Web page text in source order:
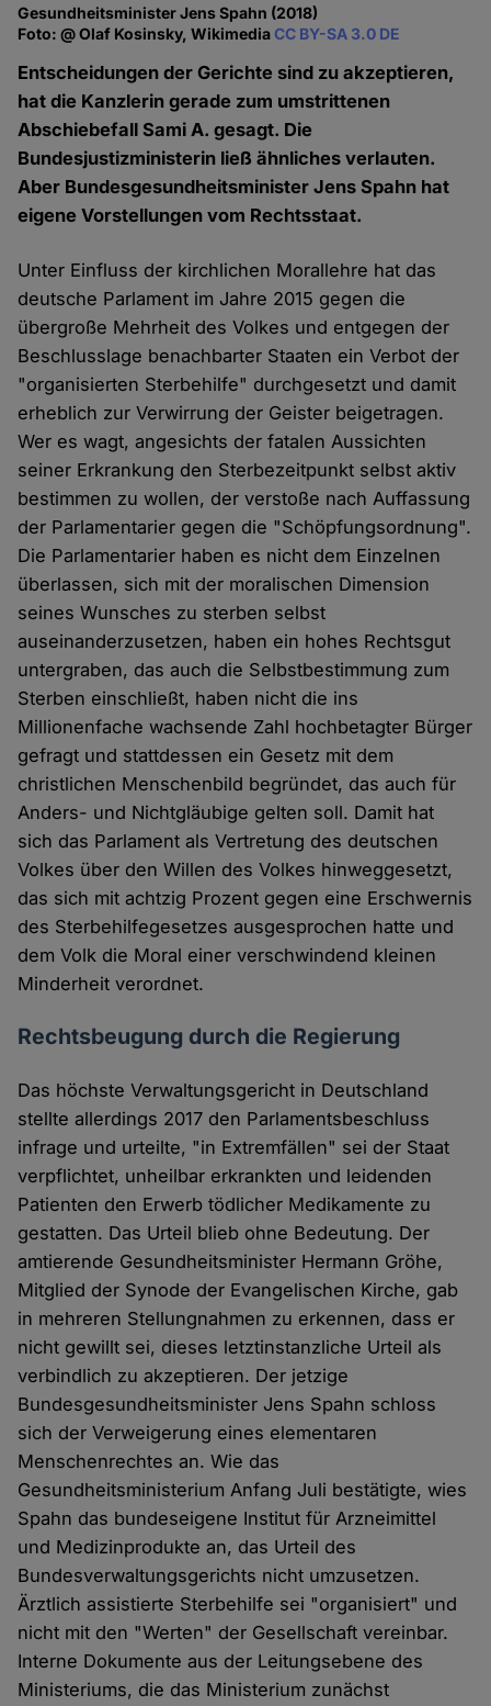
Gesundheitsminister Jens Spahn (2018)
Foto: @ Olaf Kosinsky, WikimediaCC BY-SA 3.0 DE
Entscheidungen der Gerichte sind zu akzeptieren,
hat die Kanzlerin gerade zum umstrittenen
Abschiebefall Sami A. gesagt. Die
Bundesjustizministerin ließ ähnliches verlauten.
Aber Bundesgesundheitsminister Jens Spahn hat
eigene Vorstellungen vom Rechtsstaat.
Unter Einfluss der kirchlichen Morallehre hat das
deutsche Parlament im Jahre 2015 gegen die
übergroße Mehrheit des Volkes und entgegen der
Beschlusslage benachbarter Staaten ein Verbot der
"organisierten Sterbehilfe" durchgesetzt und damit
erheblich zur Verwirrung der Geister beigetragen.
Wer es wagt, angesichts der fatalen Aussichten
seiner Erkrankung den Sterbezeitpunkt selbst aktiv
bestimmen zu wollen, der verstoße nach Auffassung
der Parlamentarier gegen die "Schöpfungsordnung".
Die Parlamentarier haben es nicht dem Einzelnen
überlassen, sich mit der moralischen Dimension
seines Wunsches zu sterben selbst
auseinanderzusetzen, haben ein hohes Rechtsgut
untergraben, das auch die Selbstbestimmung zum
Sterben einschließt, haben nicht die ins
Millionenfache wachsende Zahl hochbetagter Bürger
gefragt und stattdessen ein Gesetz mit dem
christlichen Menschenbild begründet, das auch für
Anders- und Nichtgläubige gelten soll. Damit hat
sich das Parlament als Vertretung des deutschen
Volkes über den Willen des Volkes hinweggesetzt,
das sich mit achtzig Prozent gegen eine Erschwernis
des Sterbehilfegesetzes ausgesprochen hatte und
dem Volk die Moral einer verschwindend kleinen
Minderheit verordnet.
Rechtsbeugung durch die Regierung
Das höchste Verwaltungsgericht in Deutschland
stellte allerdings 2017 den Parlamentsbeschluss
infrage und urteilte, "in Extremfällen" sei der Staat
verpflichtet, unheilbar erkrankten und leidenden
Patienten den Erwerb tödlicher Medikamente zu
gestatten. Das Urteil blieb ohne Bedeutung. Der
amtierende Gesundheitsminister Hermann Gröhe,
Mitglied der Synode der Evangelischen Kirche, gab
in mehreren Stellungnahmen zu erkennen, dass er
nicht gewillt sei, dieses letztinstanzliche Urteil als
verbindlich zu akzeptieren. Der jetzige
Bundesgesundheitsminister Jens Spahn schloss
sich der Verweigerung eines elementaren
Menschenrechtes an. Wie das
Gesundheitsministerium Anfang Juli bestätigte, wies
Spahn das bundeseigene Institut für Arzneimittel
und Medizinprodukte an, das Urteil des
Bundesverwaltungsgerichts nicht umzusetzen.
Ärztlich assistierte Sterbehilfe sei "organisiert" und
nicht mit den "Werten" der Gesellschaft vereinbar.
Interne Dokumente aus der Leitungsebene des
Ministeriums, die das Ministerium zunächst